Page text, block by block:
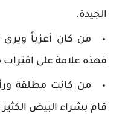
الجيدة.
من كان أعزباً
فهذه علامة على اقتراب
من كانت مطلقة
قام بشراء البيض الكثير